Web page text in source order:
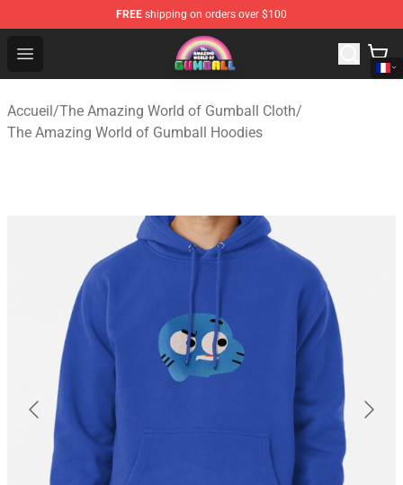
FREE shipping on orders over $100
Open menu
The Amazing World of Gumball Store - Official The
Accueil/The Amazing World of Gumball Cloth/
The Amazing World of Gumball Hoodies